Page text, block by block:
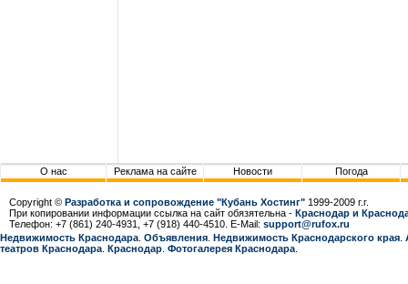
О нас Реклама на сайте Новости Погода
Copyright © Разработка и сопровождение "Кубань Хостинг" 1999-2009 г.г.
При копировании информации ссылка на сайт обязятельна - Краснодар и
Телефон: +7 (861) 240-4931, +7 (918) 440-4510. E-Mail: support@rufox.ru
Недвижимость Краснодара Объявления Недвижимость Краснодарcкого края
театров Краснодара Краснодар Фотогалерея Краснодара